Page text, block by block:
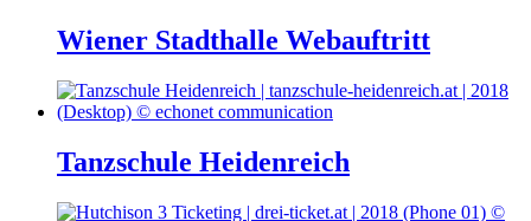
Wiener Stadthalle Webauftritt
Tanzschule Heidenreich